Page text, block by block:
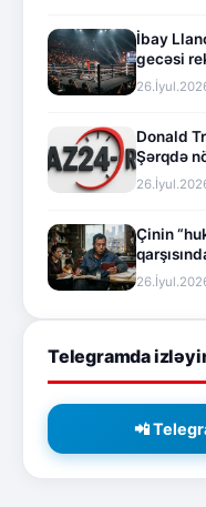
İbay
gecəsi
Donald
Şərqdə
Çinin
Telegramda
📲